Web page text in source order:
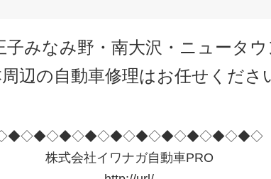
子みなみ野・南大沢・ニュータ
辺の自動車修理はお任せくださ
株式会社イワナガ自動車PRO